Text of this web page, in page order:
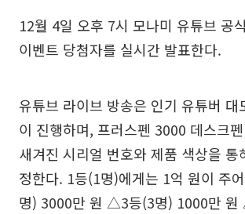
12월 4일 오후 7시 모나미 유튜브 공
이벤트 당첨자를 실시간 발표한다.
유튜브 라이브 방송은 인기 유튜버 대
이 진행하며, 프러스펜 3000 데스크
새겨진 시리얼 번호와 제품 색상을 통
정한다. 1등(1명)에게는 1억 원이 주
명) 3000만 원 △3등(3명) 1000만